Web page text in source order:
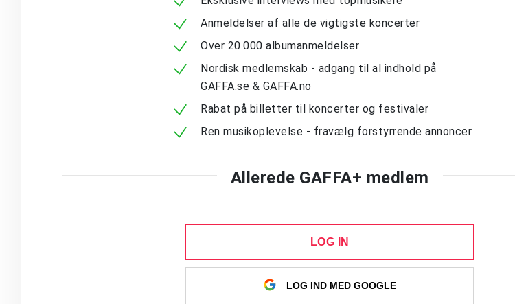
Anmeldelser af alle de vigtigste koncerter
Over 20.000 albumanmeldelser
Nordisk medlemskab - adgang til al indhold på
GAFFA.se & GAFFA.no
Rabat på billetter til koncerter og festivaler
Ren musikoplevelse - fravælg forstyrrende annoncer
Allerede GAFFA+ medlem
LOG IN
LOG IND MED GOOGLE